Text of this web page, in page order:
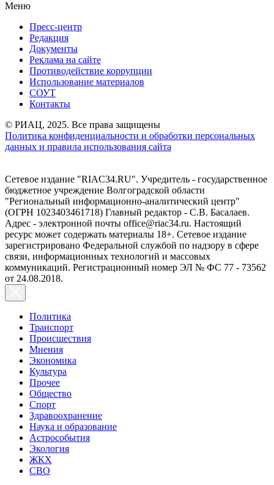
Меню
Пресс-центр
Редакция
Документы
Реклама на сайте
Противодействие коррупции
Использование материалов
СОУТ
Контакты
© РИАЦ, 2025. Все права защищены
Политика конфиденциальности и обработки персональных
данных и правила использования сайта
Сетевое издание "RIAC34.RU". Учредитель - государственное
бюджетное учреждение Волгоградской области
"Региональный информационно-аналитический центр"
(ОГРН 1023403461718) Главный редактор - С.В. Басалаев.
Адрес - электронной почты office@riac34.ru. Настоящий
ресурс может содержать материалы 18+. Сетевое издание
зарегистрировано Федеральной службой по надзору в сфере
связи, информационных технологий и массовых
коммуникаций. Регистрационный номер ЭЛ № ФС 77 - 73562
от 24.08.2018.
Политика
Транспорт
Происшествия
Мнения
Экономика
Культура
Прочее
Общество
Спорт
Здравоохранение
Наука и образование
Астрособытия
Экология
ЖКХ
СВО